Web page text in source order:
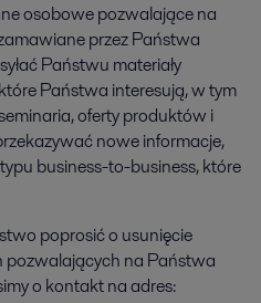
osobowe pozwalające na
przez Państwa
Państwu materiały
Państwa interesują, w tym
oferty produktów i
nowe informacje,
business-to-business, które
poprosić o usunięcie
na Państwa
o kontakt na adres: